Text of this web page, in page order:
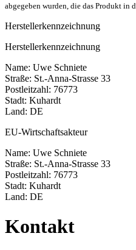
abgegeben wurden, die das Produkt in
Herstellerkennzeichnung
Herstellerkennzeichnung
Name: Uwe Schniete
Straße: St.-Anna-Strasse 33
Postleitzahl: 76773
Stadt: Kuhardt
Land: DE
EU-Wirtschaftsakteur
Name: Uwe Schniete
Straße: St.-Anna-Strasse 33
Postleitzahl: 76773
Stadt: Kuhardt
Land: DE
Kontakt